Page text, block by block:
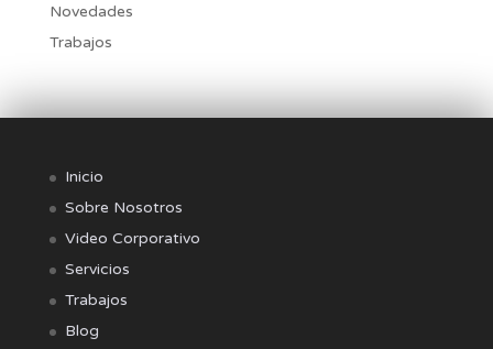
Novedades
Trabajos
Inicio
Sobre Nosotros
Video Corporativo
Servicios
Trabajos
Blog